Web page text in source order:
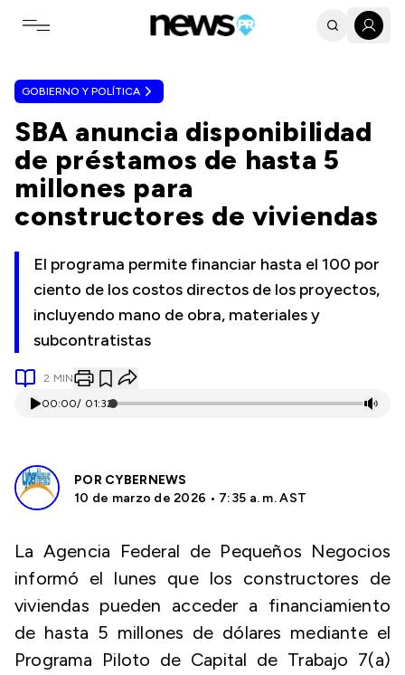
Toggle navigation menu
GOBIERNO Y POLÍTICA
SBA anuncia disponibilidad
de préstamos de hasta 5
millones para
constructores de viviendas
El programa permite financiar hasta el 100 por
ciento de los costos directos de los proyectos,
incluyendo mano de obra, materiales y
subcontratistas
2 MIN
00:00/ 01:32
POR CYBERNEWS
10 de marzo de 2026 • 7:35 a. m. AST
La Agencia Federal de Pequeños Negocios
informó el lunes que los constructores de
viviendas pueden acceder a financiamiento
de hasta 5 millones de dólares mediante el
Programa Piloto de Capital de Trabajo 7(a)